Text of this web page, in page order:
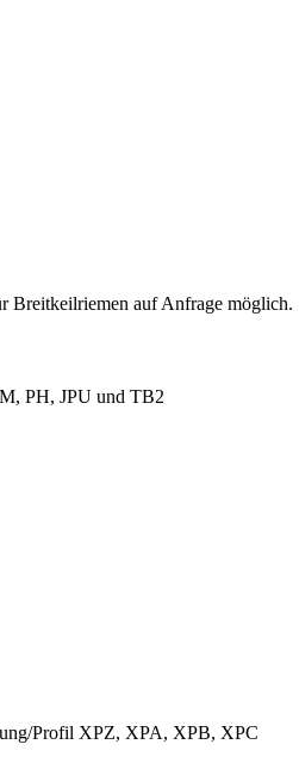
Breitkeilriemen auf Anfrage möglich.
PH, JPU und TB2
Profil XPZ, XPA, XPB, XPC